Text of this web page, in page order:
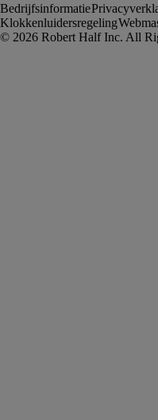
Bedrijfsinformatie
Klokkenluidersregeling